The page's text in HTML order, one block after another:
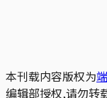
本刊载内容版权为
编辑部授权,请勿转